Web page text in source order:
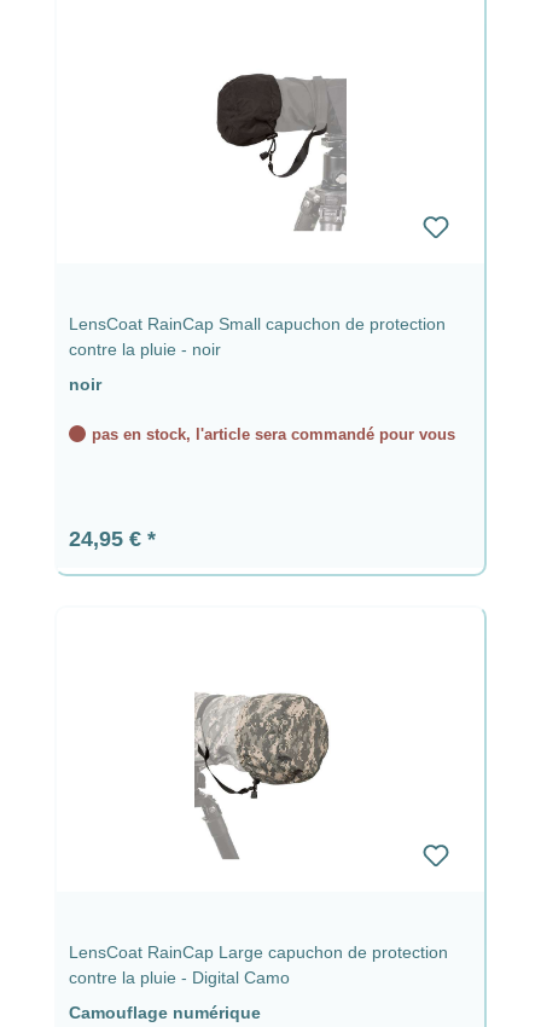
LensCoat RainCap Small capuchon de protection
contre la pluie - noir
noir
pas en stock, l'article sera commandé pour vous
Prix régulier :
24,95 €
LensCoat RainCap Large capuchon de protection
contre la pluie - Digital Camo
Camouflage numérique